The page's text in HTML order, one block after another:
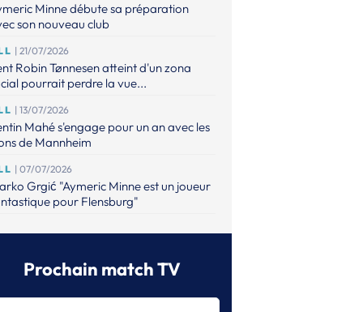
Minne débute sa préparation
son nouveau club
| 21/07/2026
Robin Tønnesen atteint d'un zona
pourrait perdre la vue...
| 13/07/2026
Mahé s'engage pour un an avec les
de Mannheim
| 07/07/2026
Grgić "Aymeric Minne est un joueur
pour Flensburg"
| 30/06/2026
Prochain match TV